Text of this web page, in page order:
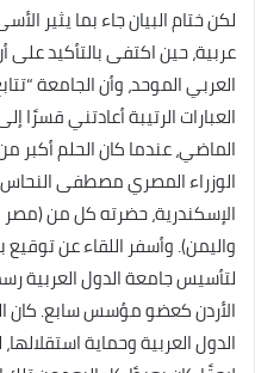
لكن ختام البيان جاء بما يثير
عربية، حين اكتفى بالتأكيد
العربي الموحد، وأن الجامعة
العبارات الرتيبة أعادتني قسرًا
الوزراء المصري مصطفى
الإسكندرية، حضرته كل من (مصر
واليمن). وأسفر اللقاء عن
الأردن كعضو مؤسس سابع. كان
الدول العربية وحماية